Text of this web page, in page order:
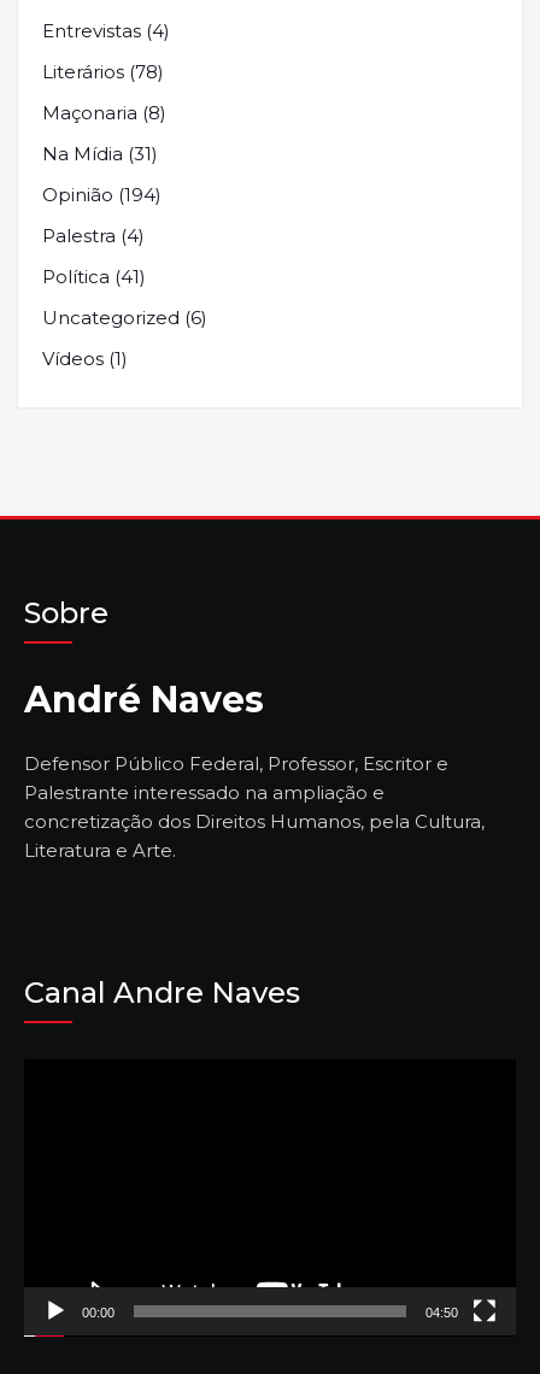
Entrevistas (4)
Literários (78)
Maçonaria (8)
Na Mídia (31)
Opinião (194)
Palestra (4)
Política (41)
Uncategorized (6)
Vídeos (1)
Sobre
André Naves
Defensor Público Federal, Professor, Escritor e
Palestrante interessado na ampliação e
concretização dos Direitos Humanos, pela Cultura,
Literatura e Arte.
Canal Andre Naves
00:00 04:50